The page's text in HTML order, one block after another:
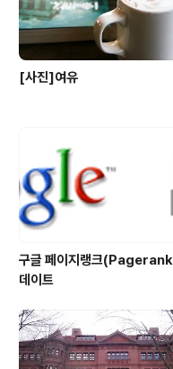
[사진]여유
구글 페이지랭크
데이트